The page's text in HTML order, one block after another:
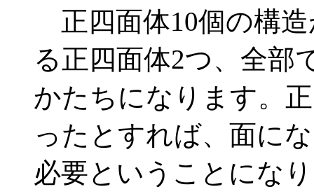
正四面体10個の構
る正四面体2つ、全部
かたちになります。
ったとすれば、面に
必要ということにな